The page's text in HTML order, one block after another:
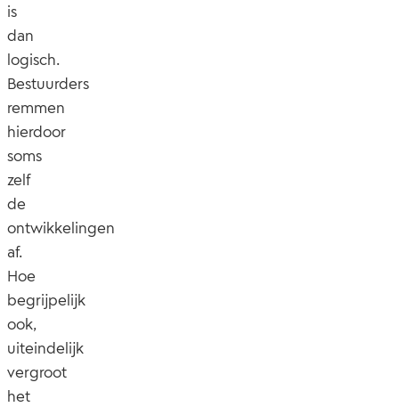
is
dan
logisch.
Bestuurders
remmen
hierdoor
soms
zelf
de
ontwikkelingen
af.
Hoe
begrijpelijk
ook,
uiteindelijk
vergroot
het